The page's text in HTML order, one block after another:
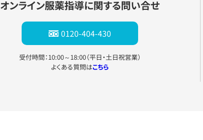
オンライン服薬指導に関する問い合せ
0120-404-430
受付時間：10:00～18:00（平日・土日祝営業）
よくある質問はこちら